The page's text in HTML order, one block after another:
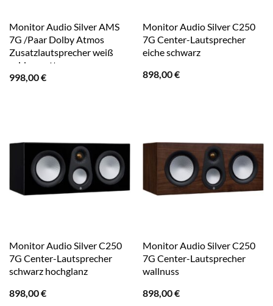
Monitor Audio Silver AMS
7G /Paar Dolby Atmos
Zusatzlautsprecher weiß
seidenmatt
998,00€
Monitor Audio Silver C250
7G Center-Lautsprecher
eiche schwarz
898,00€
Monitor Audio Silver C250
7G Center-Lautsprecher
schwarz hochglanz
898,00€
Monitor Audio Silver C250
7G Center-Lautsprecher
wallnuss
898,00€